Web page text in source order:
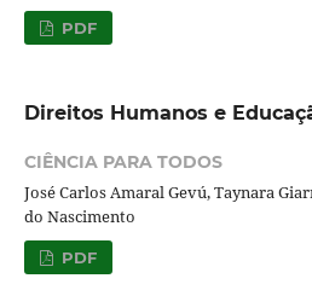
PDF
Direitos Humanos e
CIÊNCIA PARA TODOS
José Carlos Amaral Gevú, Taynara
do Nascimento
PDF